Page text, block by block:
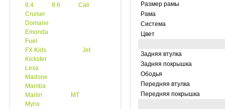
8.4
8.6
Cali
Cruiser
Domane
Emonda
Fuel
FX Kids
Jet
Kickster
Lexa
Madone
Mamba
Marlin
MT
Mynx
Размер рамы
Рама
Система
Цвет
Задняя втулка
Задняя покрышка
Ободья
Передняя втулка
Передняя покрышка